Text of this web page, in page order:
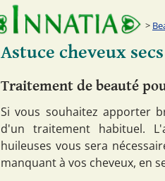
Astuce cheveux
Traitement de beauté
Si vous souhaitez apporter
d'un traitement habituel.
huileuses vous sera
manquant à vos cheveux, en